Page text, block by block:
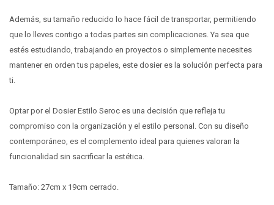
Además, su tamaño reducido lo hace fácil de transportar, permitiendo
que lo lleves contigo a todas partes sin complicaciones. Ya sea que
estés estudiando, trabajando en proyectos o simplemente necesites
mantener en orden tus papeles, este dosier es la solución perfecta para
ti.
Optar por el Dosier Estilo Seroc es una decisión que refleja tu
compromiso con la organización y el estilo personal. Con su diseño
contemporáneo, es el complemento ideal para quienes valoran la
funcionalidad sin sacrificar la estética.
Tamaño: 27cm x 19cm cerrado.